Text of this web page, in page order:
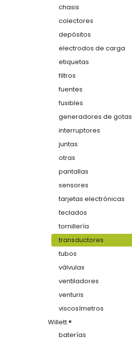
chasis
colectores
depósitos
electrodos de carga
etiquetas
filtros
fuentes
fusibles
generadores de gotas
interruptores
juntas
otras
pantallas
sensores
tarjetas electrónicas
teclados
tornillería
transductores
tubos
válvulas
ventiladores
venturis
viscosímetros
Willett ®
baterías